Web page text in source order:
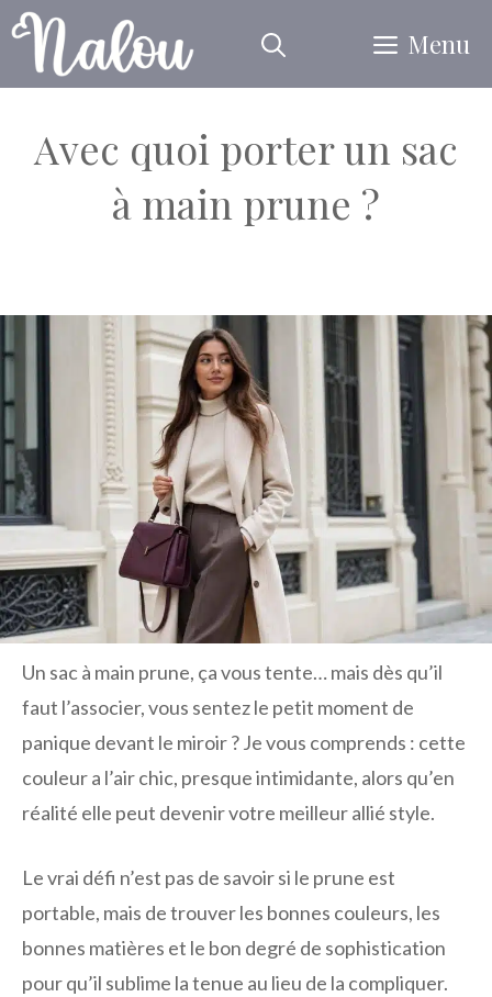
Aller
contenu
Menu
Avec quoi porter un sac
à main prune ?
Un sac à main prune, ça vous tente… mais dès qu’il
faut l’associer, vous sentez le petit moment de
panique devant le miroir ? Je vous comprends : cette
couleur a l’air chic, presque intimidante, alors qu’en
réalité elle peut devenir votre meilleur allié style.
Le vrai défi n’est pas de savoir si le prune est
portable, mais de trouver les bonnes couleurs, les
bonnes matières et le bon degré de sophistication
pour qu’il sublime la tenue au lieu de la compliquer.